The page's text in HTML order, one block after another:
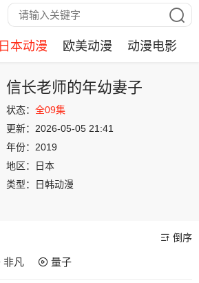
日本动漫 欧美动漫 动漫电影
信长老师的年幼妻子
状态： 全09集
更新： 2026-05-05 21:41
年份： 2019
地区：
日本
类型：
日韩动漫
倒序
非凡 量子